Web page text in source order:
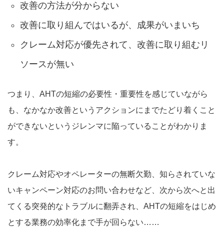
改善の方法が分からない
改善に取り組んではいるが、成果がいまいち
クレーム対応が優先されて、改善に取り組むリ
ソースが無い
つまり、AHTの短縮の必要性・重要性を感じていながら
も、なかなか改善というアクションにまでたどり着くこと
ができないというジレンマに陥っていることがわかりま
す。
クレーム対応やオペレーターの無断欠勤、知らされていな
いキャンペーン対応のお問い合わせなど、次から次へと出
てくる突発的なトラブルに翻弄され、AHTの短縮をはじめ
とする業務の効率化まで手が回らない……